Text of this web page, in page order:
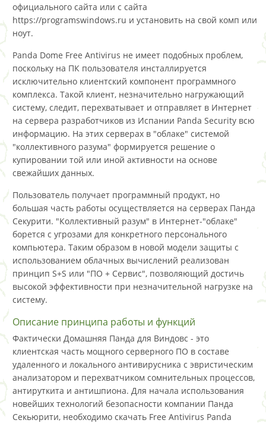
официального сайта или с сайта
https://programswindows.ru и установить на свой комп или
ноут.
Panda Dome Free Antivirus не имеет подобных проблем,
поскольку на ПК пользователя инсталлируется
исключительно клиентский компонент программного
комплекса. Такой клиент, незначительно нагружающий
систему, следит, перехватывает и отправляет в Интернет
на сервера разработчиков из Испании Panda Security всю
информацию. На этих серверах в "облаке" системой
"коллективного разума" формируется решение о
купировании той или иной активности на основе
свежайших данных.
Пользователь получает программный продукт, но
большая часть работы осуществляется на серверах Панда
Секурити. "Коллективный разум" в Интернет-"облаке"
борется с угрозами для конкретного персонального
компьютера. Таким образом в новой модели защиты с
использованием облачных вычислений реализован
принцип S+S или "ПО + Сервис", позволяющий достичь
высокой эффективности при незначительной нагрузке на
систему.
Описание принципа работы и функций
Фактически Домашняя Панда для Виндовс - это
клиентская часть мощного серверного ПО в составе
удаленного и локального антивирусника с эвристическим
анализатором и перехватчиком сомнительных процессов,
антируткита и антишпиона. Для начала использования
новейших технологий безопасности компании Панда
Секьюрити, необходимо скачать Free Antivirus Panda